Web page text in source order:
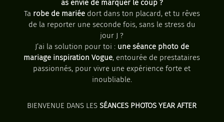
as envie de marquer le coup ?
Ta robe de mariéedort dans ton placard, et tu rêves
de la reporter une seconde fois, sans le stress du
jour J ?
J’ai la solution pour toi : une séance photo de
mariage inspiration Vogue, entourée de prestataires
passionnés, pour vivre une expérience forte et
inoubliable.
BIENVENUE DANS LES SÉANCES PHOTOS YEAR AFTER